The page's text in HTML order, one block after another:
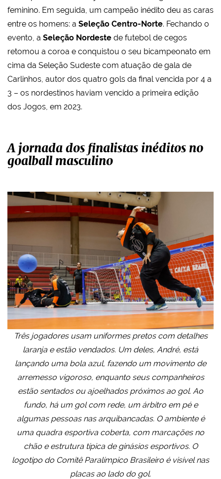
feminino. Em seguida, um campeão inédito deu as caras
entre os homens: a Seleção Centro-Norte. Fechando o
evento, a Seleção Nordeste de futebol de cegos
retomou a coroa e conquistou o seu bicampeonato em
cima da Seleção Sudeste com atuação de gala de
Carlinhos, autor dos quatro gols da final vencida por 4 a
3 – os nordestinos haviam vencido a primeira edição
dos Jogos, em 2023.
A jornada dos finalistas inéditos no
goalball masculino
Três jogadores usam uniformes pretos com detalhes
laranja e estão vendados. Um deles, André, está
lançando uma bola azul, fazendo um movimento de
arremesso vigoroso, enquanto seus companheiros
estão sentados ou ajoelhados próximos ao gol. Ao
fundo, há um gol com rede, um árbitro em pé e
algumas pessoas nas arquibancadas. O ambiente é
uma quadra esportiva coberta, com marcações no
chão e estrutura típica de ginásios esportivos. O
logotipo do Comitê Paralímpico Brasileiro é visível nas
placas ao lado do gol.